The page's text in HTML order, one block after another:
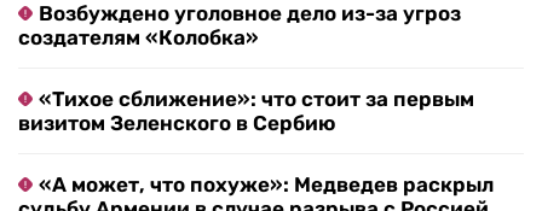
Возбуждено уголовное дело из-за угроз
создателям «Колобка»
«Тихое сближение»: что стоит за первым
визитом Зеленского в Сербию
«А может, что похуже»: Медведев раскрыл